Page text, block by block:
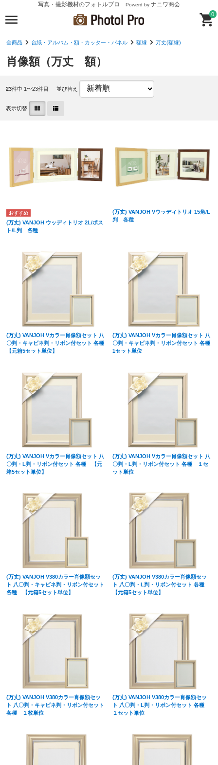
写真・撮影機材のフォトルプロ Powerd by ナニワ商会
0
全商品 台紙・アルバム・額・カッター・パネル 額縁 万丈(額縁)
肖像額（万丈 額）
23件中 1〜23件目 並び替え
表示切替
(万丈) VANJOH ウッディトリオ 2L/ポス
ト/L判 各種
(万丈) VANJOH Vウッディトリオ 15角/L
判 各種
(万丈) VANJOH Vカラー肖像額セット 八
〇判・キャビネ判・リボン付セット 各種
【元箱5セット単位】
(万丈) VANJOH Vカラー肖像額セット 八
〇判・キャビネ判・リボン付セット 各種
1セット単位
(万丈) VANJOH Vカラー肖像額セット 八
〇判・L判・リボン付セット 各種 【元
箱5セット単位】
(万丈) VANJOH Vカラー肖像額セット 八
〇判・L判・リボン付セット 各種 １セ
ット単位
(万丈) VANJOH V380カラー肖像額セッ
ト 八〇判・キャビネ判・リボン付セット
各種 【元箱5セット単位】
(万丈) VANJOH V380カラー肖像額セッ
ト 八〇判・L判・リボン付セット 各種
【元箱5セット単位】
(万丈) VANJOH V380カラー肖像額セッ
ト 八〇判・キャビネ判・リボン付セット
各種 １枚単位
(万丈) VANJOH V380カラー肖像額セッ
ト 八〇判・L判・リボン付セット 各種
１セット単位